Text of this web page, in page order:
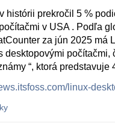
histórii prekročil 5 %
v USA . Podľa
za jún 2025 má
desktopovými počítačmi,
“, ktorá predstavuje
linux-